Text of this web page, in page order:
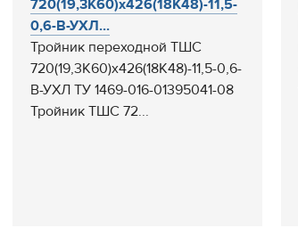
720(19,3К60)х426(18К48)-11,5-
0,6-В-УХЛ...
Тройник переходной ТШС
720(19,3К60)х426(18К48)-11,5-0,6-
В-УХЛ ТУ 1469-016-01395041-08
Тройник ТШС 72...